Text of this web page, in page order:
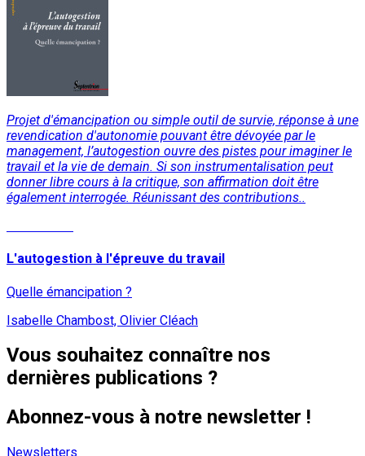
Projet d'émancipation ou simple outil de survie, réponse à une
revendication d'autonomie pouvant être dévoyée par le
management, l’autogestion ouvre des pistes pour imaginer le
travail et la vie de demain. Si son instrumentalisation peut
donner libre cours à la critique, son affirmation doit être
également interrogée. Réunissant des contributions..
L'autogestion à l'épreuve du travail
Quelle émancipation ?
Isabelle Chambost, Olivier Cléach
Vous souhaitez connaître nos
dernières publications ?
Abonnez-vous à notre newsletter !
Newsletters